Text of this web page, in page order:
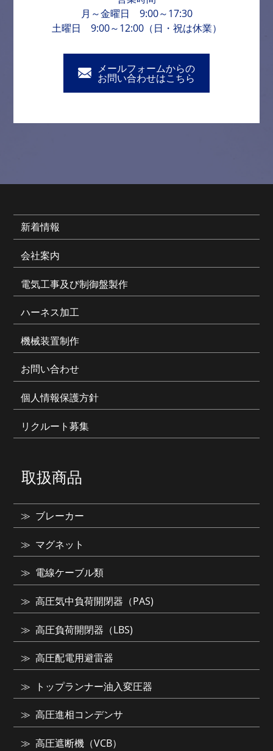
月～金曜日 9:00～17:30
土曜日 9:00～12:00（日・祝は休業）
メールフォームからの
お問い合わせはこちら
新着情報
会社案内
電気工事及び制御盤製作
ハーネス加工
機械装置制作
お問い合わせ
個人情報保護方針
リクルート募集
取扱商品
ブレーカー
マグネット
電線ケーブル類
高圧気中負荷開閉器（PAS)
高圧負荷開閉器（LBS)
高圧配電用避雷器
トップランナー油入変圧器
高圧進相コンデンサ
高圧遮断機（VCB）